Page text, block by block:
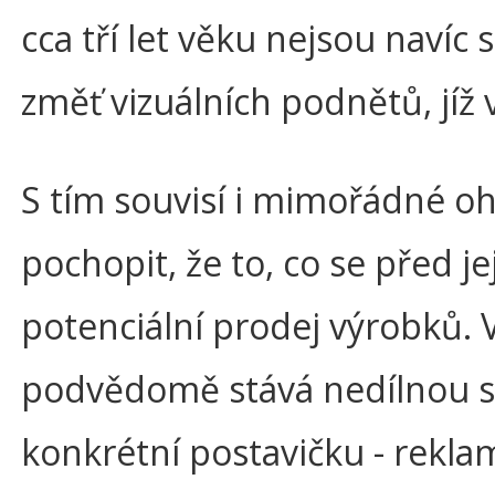
cca tří let věku nejsou navíc
změť vizuálních podnětů, jíž
S tím souvisí i mimořádné
pochopit, že to, co se před
potenciální prodej výrobků.
podvědomě stává nedílnou
konkrétní postavičku -